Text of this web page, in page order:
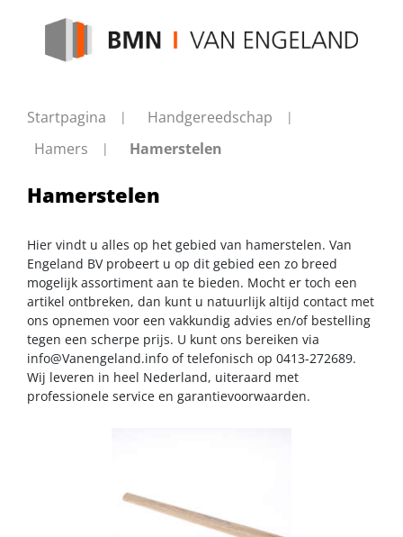
Startpagina
Handgereedschap
Hamers
Hamerstelen
Hamerstelen
Hier vindt u alles op het gebied van hamerstelen. Van
Engeland BV probeert u op dit gebied een zo breed
mogelijk assortiment aan te bieden. Mocht er toch een
artikel ontbreken, dan kunt u natuurlijk altijd contact met
ons opnemen voor een vakkundig advies en/of bestelling
tegen een scherpe prijs. U kunt ons bereiken via
info@Vanengeland.info of telefonisch op 0413-272689.
Wij leveren in heel Nederland, uiteraard met
professionele service en garantievoorwaarden.